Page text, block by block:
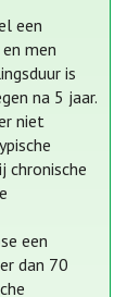
een
men
is
na 5 jaar.
niet
een
dan 70